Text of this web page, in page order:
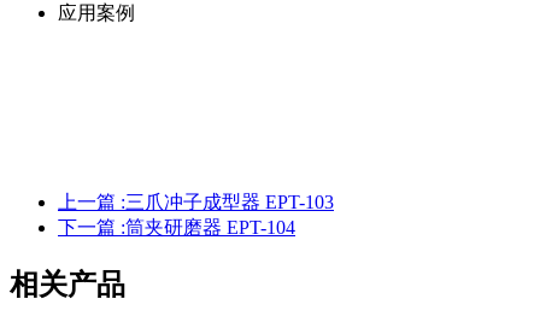
应用案例
上一篇 :三爪冲子成型器 EPT-103
下一篇 :筒夹研磨器 EPT-104
相关产品